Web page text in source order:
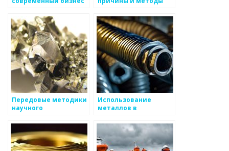
Передовые методики
научного
металлов
Использование
металлов в